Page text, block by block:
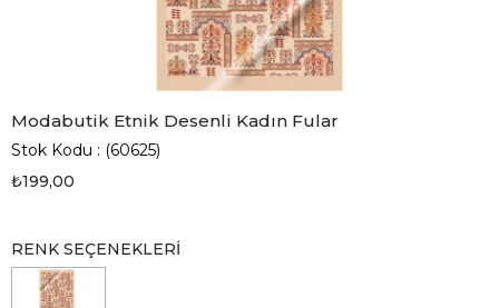
Modabutik Etnik Desenli Kadın Fular
Stok Kodu
(60625)
₺199,00
RENK SEÇENEKLERI